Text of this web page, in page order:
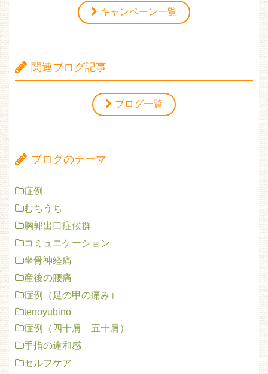
キャンペーン一覧
関連ブログ記事
ブログ一覧
ブログのテーマ
症例
むちうち
胸郭出口症候群
コミュニケーション
坐骨神経痛
産後の腰痛
症例（足の甲の痛み）
tenoyubino
症例（四十肩 五十肩）
手指の違和感
セルフケア